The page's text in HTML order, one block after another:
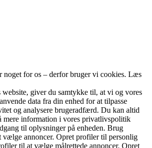
noget for os – derfor bruger vi cookies. Læs
website, giver du samtykke til, at vi og vores
data fra din enhed for at tilpasse
og analysere brugeradfærd. Du kan altid
mere information i vores privatlivspolitik
til oplysninger på enheden. Brug
vælge annoncer. Opret profiler til personlig
til at vælge målrettede annoncer. Opret